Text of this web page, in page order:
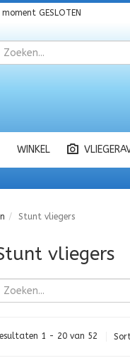
GESLOTEN
WINKEL
Stunt vliegers
vliegers
1 - 20 van 52